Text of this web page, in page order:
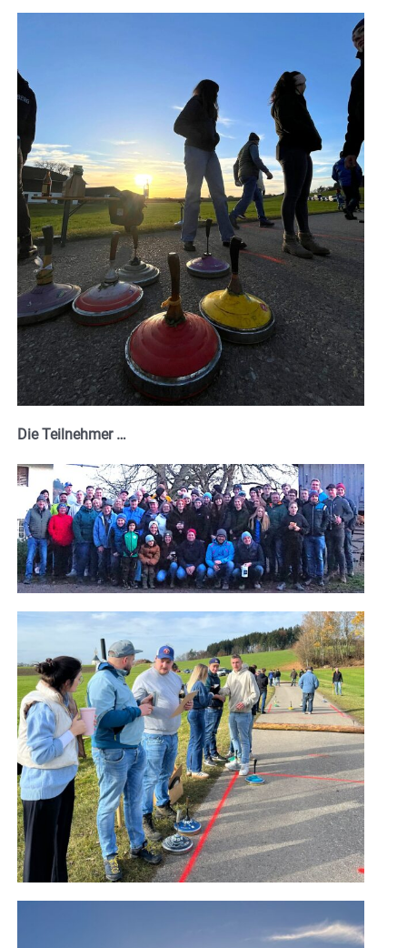
Die Teilnehmer …